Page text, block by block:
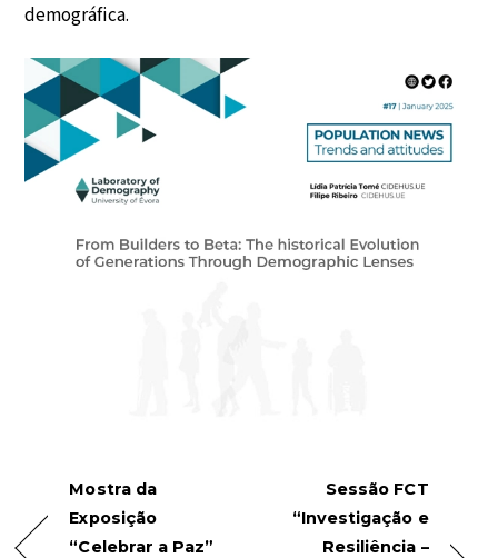
demográfica.
Mostra da
Exposição
“Celebrar a Paz”
Sessão FCT
“Investigação e
Resiliência –